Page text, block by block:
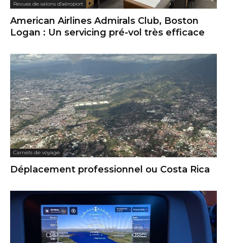
Revues de salons d'aéroport
American Airlines Admirals Club, Boston
Logan : Un servicing pré-vol très efficace
Carnets de voyage
Déplacement professionnel ou Costa Rica